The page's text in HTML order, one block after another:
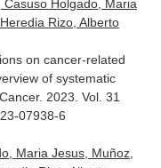
Holgado, Maria
Rizo, Alberto
on cancer-related
of systematic
. 2023. Vol. 31
07938-6
Maria Jesus, Muñoz,